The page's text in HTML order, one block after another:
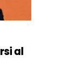
al